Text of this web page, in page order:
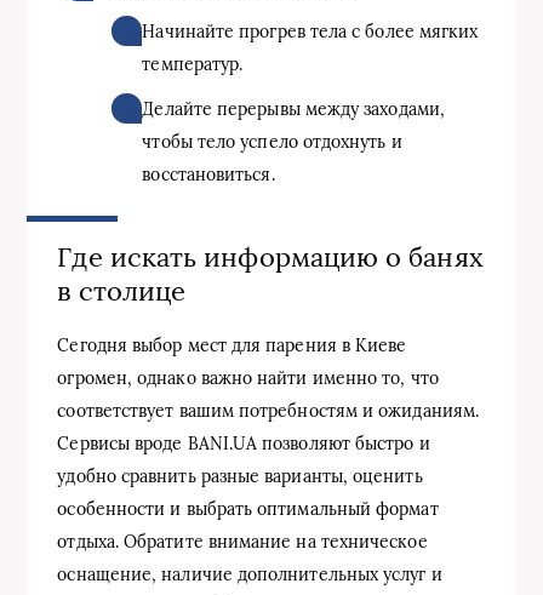
Начинайте прогрев тела с более мягких
температур.
Делайте перерывы между заходами,
чтобы тело успело отдохнуть и
восстановиться.
Где искать информацию о банях
в столице
Сегодня выбор мест для парения в Киеве
огромен, однако важно найти именно то, что
соответствует вашим потребностям и ожиданиям.
Сервисы вроде BANI.UA позволяют быстро и
удобно сравнить разные варианты, оценить
особенности и выбрать оптимальный формат
отдыха. Обратите внимание на техническое
оснащение, наличие дополнительных услуг и